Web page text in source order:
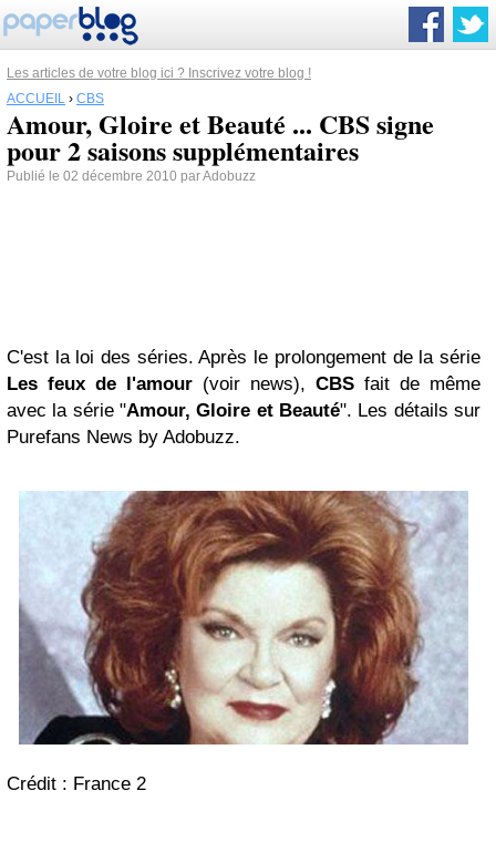
Les articles de votre blog ici ? Inscrivez votre blog !
ACCUEIL › CBS
Amour, Gloire et Beauté ... CBS signe
pour 2 saisons supplémentaires
Publié le 02 décembre 2010 par Adobuzz
C'est la loi des séries. Après le prolongement de la série
Les feux de l'amour (voir news), CBS fait de même
avec la série "Amour, Gloire et Beauté". Les détails sur
Purefans News by Adobuzz.
Crédit : France 2